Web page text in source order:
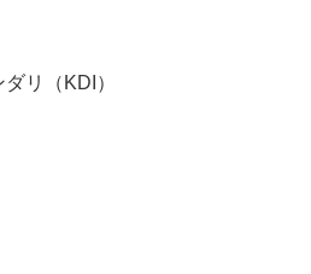
リ（KDI）